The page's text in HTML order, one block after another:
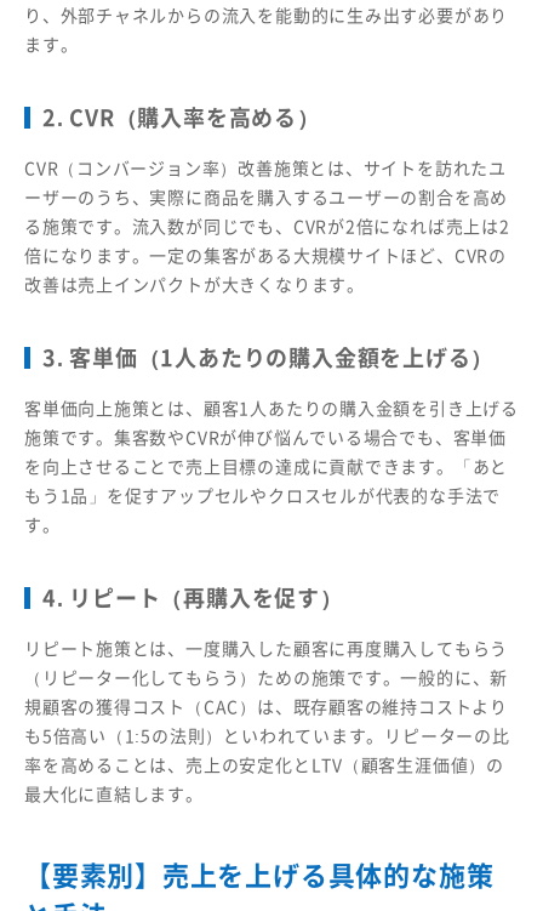
り、外部チャネルからの流入を能動的に生み出す必要があり
ます。
2. CVR（購入率を高める）
CVR（コンバージョン率）改善施策とは、サイトを訪れたユ
ーザーのうち、実際に商品を購入するユーザーの割合を高め
る施策です。流入数が同じでも、CVRが2倍になれば売上は2
倍になります。一定の集客がある大規模サイトほど、CVRの
改善は売上インパクトが大きくなります。
3. 客単価（1人あたりの購入金額を上げる）
客単価向上施策とは、顧客1人あたりの購入金額を引き上げる
施策です。集客数やCVRが伸び悩んでいる場合でも、客単価
を向上させることで売上目標の達成に貢献できます。「あと
もう1品」を促すアップセルやクロスセルが代表的な手法で
す。
4. リピート（再購入を促す）
リピート施策とは、一度購入した顧客に再度購入してもらう
（リピーター化してもらう）ための施策です。一般的に、新
規顧客の獲得コスト（CAC）は、既存顧客の維持コストより
も5倍高い（1:5の法則）といわれています。リピーターの比
率を高めることは、売上の安定化とLTV（顧客生涯価値）の
最大化に直結します。
【要素別】売上を上げる具体的な施策